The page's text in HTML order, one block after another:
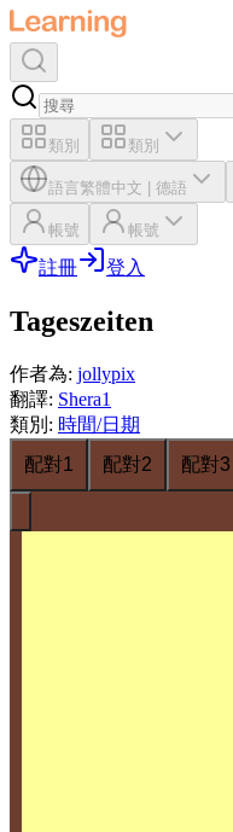
類別 類別
語言繁體中文 德語
帳號 帳號
註冊 登入
Tageszeiten
作者為: jollypix
翻譯: Shera1
類別 : 時間/日期
配對1
配對2 配對3